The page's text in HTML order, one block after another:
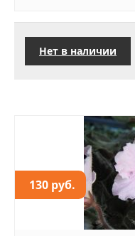
Нет в наличии
130 руб.